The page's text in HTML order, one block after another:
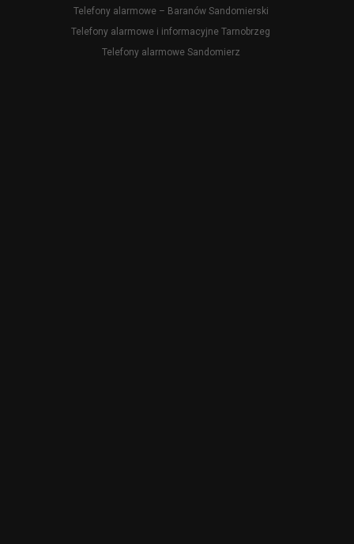
Telefony alarmowe – Baranów Sandomierski
Telefony alarmowe i informacyjne Tarnobrzeg
Telefony alarmowe Sandomierz